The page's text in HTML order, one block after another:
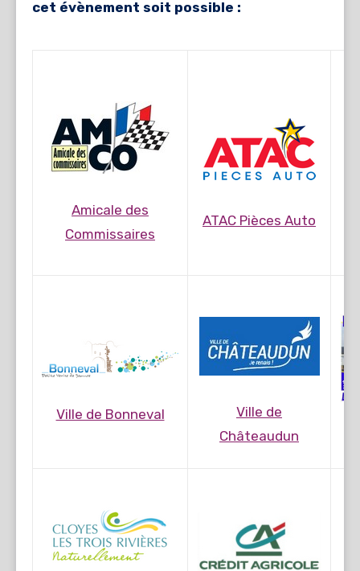
cet évènement soit possible :
Amicale des
Commissaires
ATAC Pièces Auto
Ville de Bonneval
Ville de
Châteaudun